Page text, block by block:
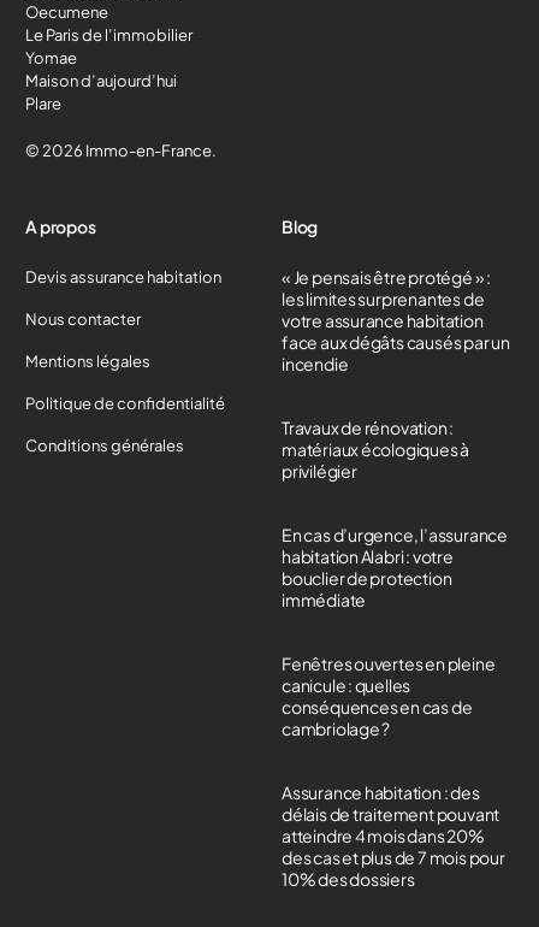
Oecumene
Le Paris de l’immobilier
Yomae
Maison d’aujourd’hui
Plare
© 2026 Immo-en-France.
A propos
Devis assurance habitation
Nous contacter
Mentions légales
Politique de confidentialité
Conditions générales
Blog
« Je pensais être protégé » :
les limites surprenantes de
votre assurance habitation
face aux dégâts causés par un
incendie
Travaux de rénovation :
matériaux écologiques à
privilégier
En cas d’urgence, l’assurance
habitation Alabri : votre
bouclier de protection
immédiate
Fenêtres ouvertes en pleine
canicule : quelles
conséquences en cas de
cambriolage ?
Assurance habitation : des
délais de traitement pouvant
atteindre 4 mois dans 20%
des cas et plus de 7 mois pour
10% des dossiers